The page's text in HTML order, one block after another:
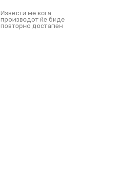
Извести ме кога
производот ќе биде
повторно достапен